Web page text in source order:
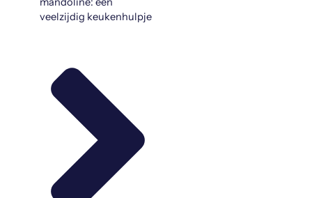
veelzijdig keukenhulpje